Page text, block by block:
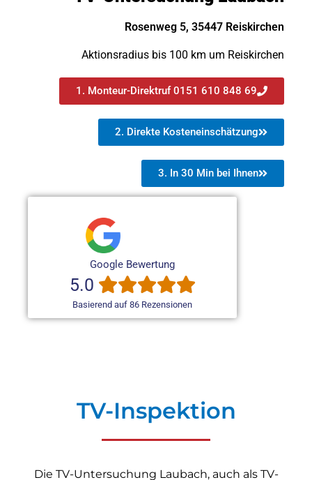
Rosenweg 5, 35447 Reiskirchen
Aktionsradius bis 100 km um Reiskirchen
1. Monteur-Direktruf 0151 610 848 69
2. Direkte Kosteneinschätzung
3. In 30 Min bei Ihnen
Google Bewertung
5.0
Basierend auf 86 Rezensionen
TV-Inspektion
Die TV-Untersuchung Laubach, auch als TV-